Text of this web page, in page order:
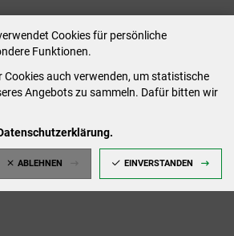
Cookies für persönliche
Funktionen.
auch verwenden, um statistische
Angebots zu sammeln. Dafür bitten wir
ABLEHNEN EINVERSTANDEN
/14:00-15:00 Uhr
/14:00-16:00 Uhr
Uhr (nach vorheriger
12:00 /14:00-18:00 Uhr
Uhr